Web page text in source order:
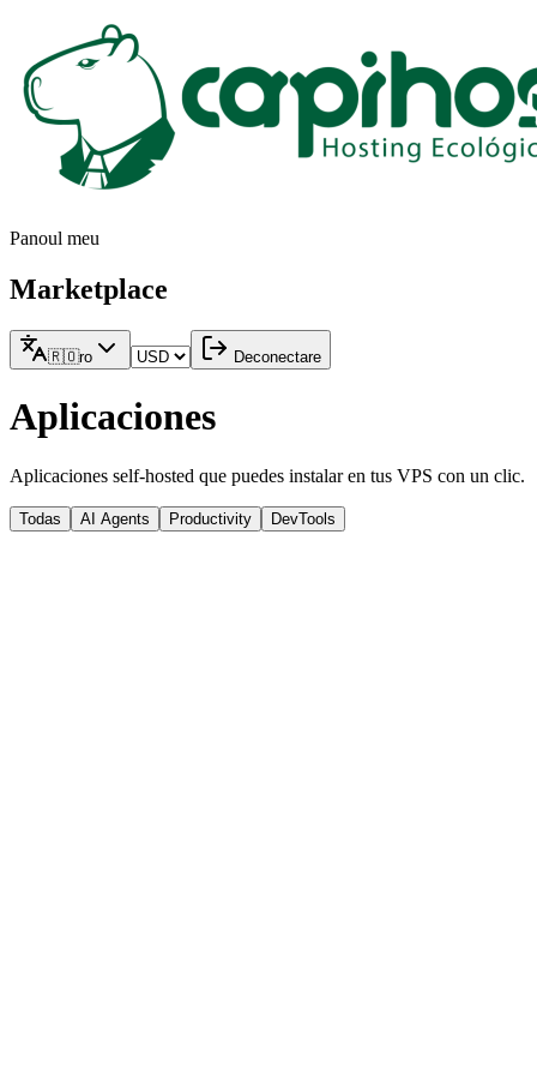
Panoul meu
Marketplace
🇷🇴ro Deconectare
Aplicaciones
Aplicaciones self-hosted que puedes instalar en tus VPS con un clic.
Todas AI Agents Productivity DevTools